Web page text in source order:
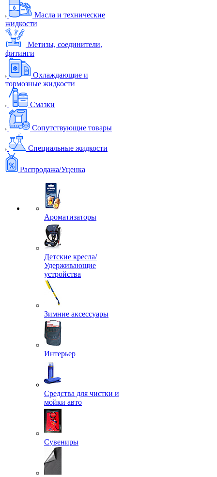
Масла и технические
жидкости
Метизы, соединители,
фитинги
Охлаждающие и
тормозные жидкости
Смазки
Сопутствующие товары
Специальные жидкости
Распродажа/Уценка
Ароматизаторы
Детские кресла/
Удерживающие
устройства
Зимние аксессуары
Интерьер
Средства для чистки и
мойки авто
Сувениры